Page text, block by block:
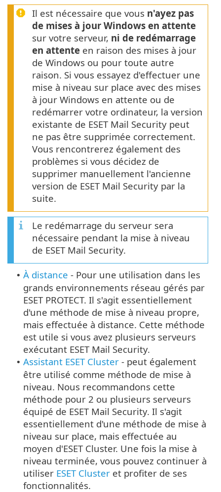
Il est nécessaire que vous n'ayez pas
de mises à jour Windows en attente
sur votre serveur, ni de redémarrage
en attente en raison des mises à jour
de Windows ou pour toute autre
raison. Si vous essayez d'effectuer une
mise à niveau sur place avec des mises
à jour Windows en attente ou de
redémarrer votre ordinateur, la version
existante de ESET Mail Security peut
ne pas être supprimée correctement.
Vous rencontrerez également des
problèmes si vous décidez de
supprimer manuellement l'ancienne
version de ESET Mail Security par la
suite.
Le redémarrage du serveur sera
nécessaire pendant la mise à niveau
de ESET Mail Security.
• À distance - Pour une utilisation dans les
grands environnements réseau gérés par
ESET PROTECT. Il s'agit essentiellement
d'une méthode de mise à niveau propre,
mais effectuée à distance. Cette méthode
est utile si vous avez plusieurs serveurs
exécutant ESET Mail Security.
• Assistant ESET Cluster - peut également
être utilisé comme méthode de mise à
niveau. Nous recommandons cette
méthode pour 2 ou plusieurs serveurs
équipé de ESET Mail Security. Il s'agit
essentiellement d'une méthode de mise à
niveau sur place, mais effectuée au
moyen d'ESET Cluster. Une fois la mise à
niveau terminée, vous pouvez continuer à
utiliser ESET Cluster et profiter de ses
fonctionnalités.